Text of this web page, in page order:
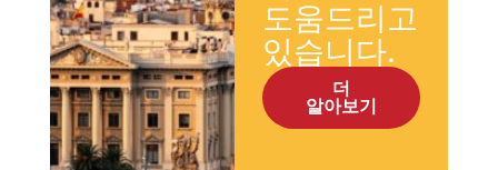
도움드리고
있습니다.
더
알아보기